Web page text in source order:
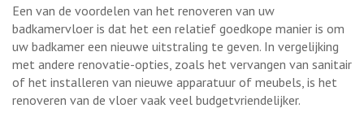
Een van de voordelen van het renoveren van uw
badkamervloer is dat het een relatief goedkope manier is om
uw badkamer een nieuwe uitstraling te geven. In vergelijking
met andere renovatie-opties, zoals het vervangen van sanitair
of het installeren van nieuwe apparatuur of meubels, is het
renoveren van de vloer vaak veel budgetvriendelijker.